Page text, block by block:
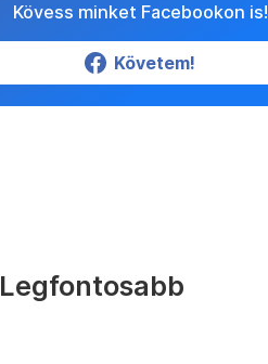
Kövess minket Facebookon is!
Követem!
Legfontosabb